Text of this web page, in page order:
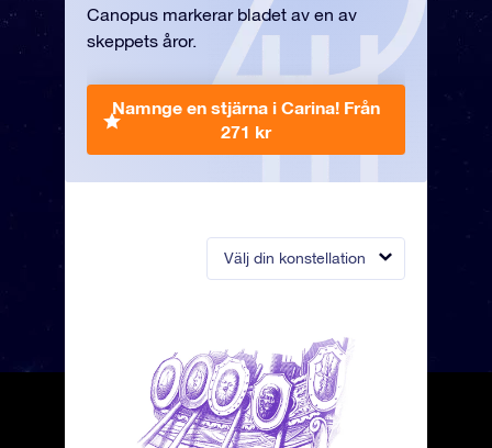
Välj din konstellation
Canopus markerar bladet av en av
skeppets åror.
Namnge en stjärna i Carina! Från
271 kr